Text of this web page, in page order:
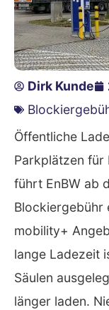
Dirk Kunde
Öffentliche
Parkplätzen für
führt EnBW ab
Blockiergebühr
mobility+
lange Ladezeit
Säulen
länger laden.